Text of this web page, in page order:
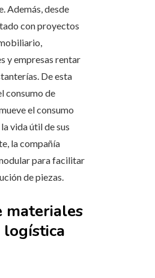
Además, desde
con proyectos
y empresas rentar
De esta
consumo de
el consumo
vida útil de sus
la compañía
para facilitar
de piezas.
materiales
logística